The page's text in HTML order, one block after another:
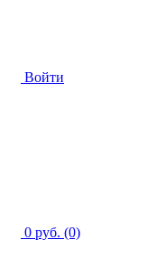
Войти
0 руб. (0)